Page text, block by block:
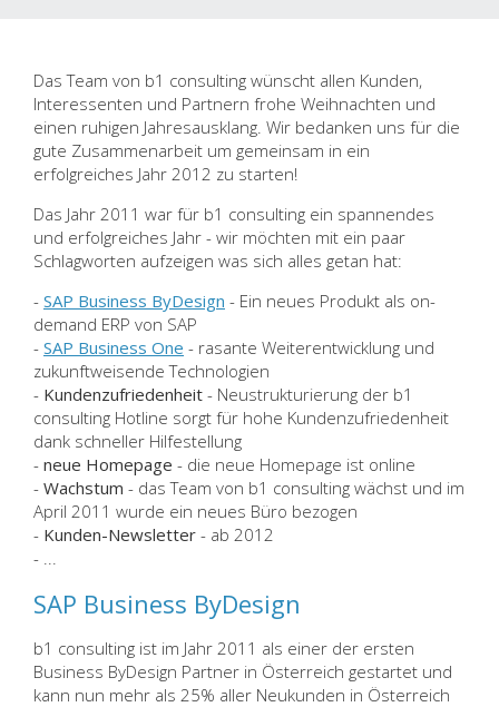
Das Team von b1 consulting wünscht allen Kunden,
Interessenten und Partnern frohe Weihnachten und
einen ruhigen Jahresausklang. Wir bedanken uns für die
gute Zusammenarbeit um gemeinsam in ein
erfolgreiches Jahr 2012 zu starten!
Das Jahr 2011 war für b1 consulting ein spannendes
und erfolgreiches Jahr - wir möchten mit ein paar
Schlagworten aufzeigen was sich alles getan hat:
- SAP Business ByDesign - Ein neues Produkt als on-
demand ERP von SAP
- SAP Business One - rasante Weiterentwicklung und
zukunftweisende Technologien
- Kundenzufriedenheit - Neustrukturierung der b1
consulting Hotline sorgt für hohe Kundenzufriedenheit
dank schneller Hilfestellung
- neue Homepage - die neue Homepage ist online
- Wachstum - das Team von b1 consulting wächst und im
April 2011 wurde ein neues Büro bezogen
- Kunden-Newsletter - ab 2012
- ...
SAP Business ByDesign
b1 consulting ist im Jahr 2011 als einer der ersten
Business ByDesign Partner in Österreich gestartet und
kann nun mehr als 25% aller Neukunden in Österreich